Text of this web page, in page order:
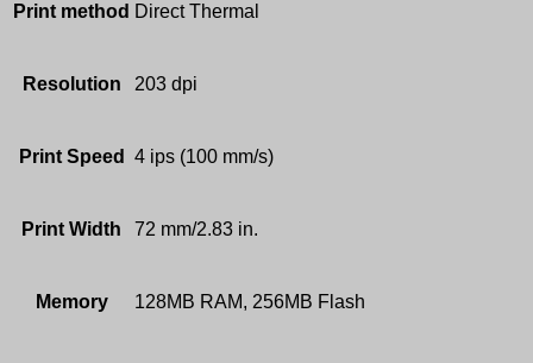
Print method Direct Thermal
Resolution 203 dpi
Print Speed 4 ips (100 mm/s)
Print Width 72 mm/2.83 in.
Memory 128MB RAM, 256MB Flash